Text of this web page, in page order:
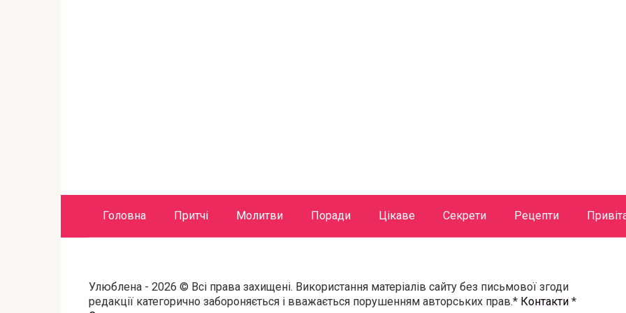
Головна Притчі Молитви Поради Цікаве Секрети Рецепти
Улюблена - 2026 © Всі права захищені. Використання матеріалів сайту без письмової згоди
редакції категорично забороняється і вважається порушенням авторських прав.* Контакти *